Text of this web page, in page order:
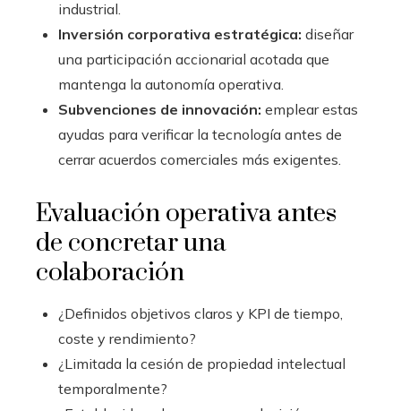
industrial.
Inversión corporativa estratégica: diseñar
una participación accionarial acotada que
mantenga la autonomía operativa.
Subvenciones de innovación: emplear estas
ayudas para verificar la tecnología antes de
cerrar acuerdos comerciales más exigentes.
Evaluación operativa antes
de concretar una
colaboración
¿Definidos objetivos claros y KPI de tiempo,
coste y rendimiento?
¿Limitada la cesión de propiedad intelectual
temporalmente?